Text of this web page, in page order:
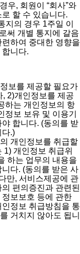
우, 회원이 “회사”와
할 수 있습니다.
지의 경우 1주일 이
써 개별 통지에 갈음
하여 중대한 영향을
니다.
보를 제공할 필요가
2)개인정보를 제공
하는 개인정보의 항
정보 보유 및 이용기
합니다. (동의를 받
다.)
개인정보를 취급할
1) 개인정보 취급위
하는 업무의 내용을
다. (동의를 받은 사
만, 서비스제공에 관
편의증진과 관련된
보보호 등에 관한
정보 취급방침을 통
거치지 않아도 됩니